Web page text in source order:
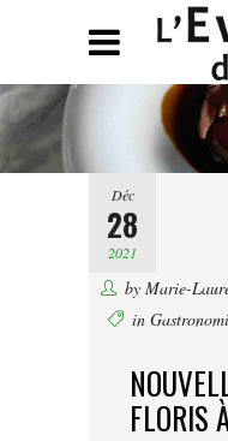
Déc
28
2021
by Marie-
in
FLORIS